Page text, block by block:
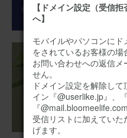
【ドメイン設定（受信
へ】
モバイルやパソコンにド
をされているお客様の場
お問い合わせへの返信メ
せん。
ドメイン設定を解除し
イン『@userlike.jp』、
『
受信リストに加えていた
げます。